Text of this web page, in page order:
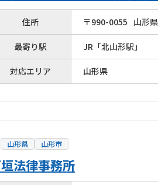
住所 〒990-0055 山形
最寄り駅 JR「北山形駅」
対応エリア 山形県
山形県 山形市
法律事務所